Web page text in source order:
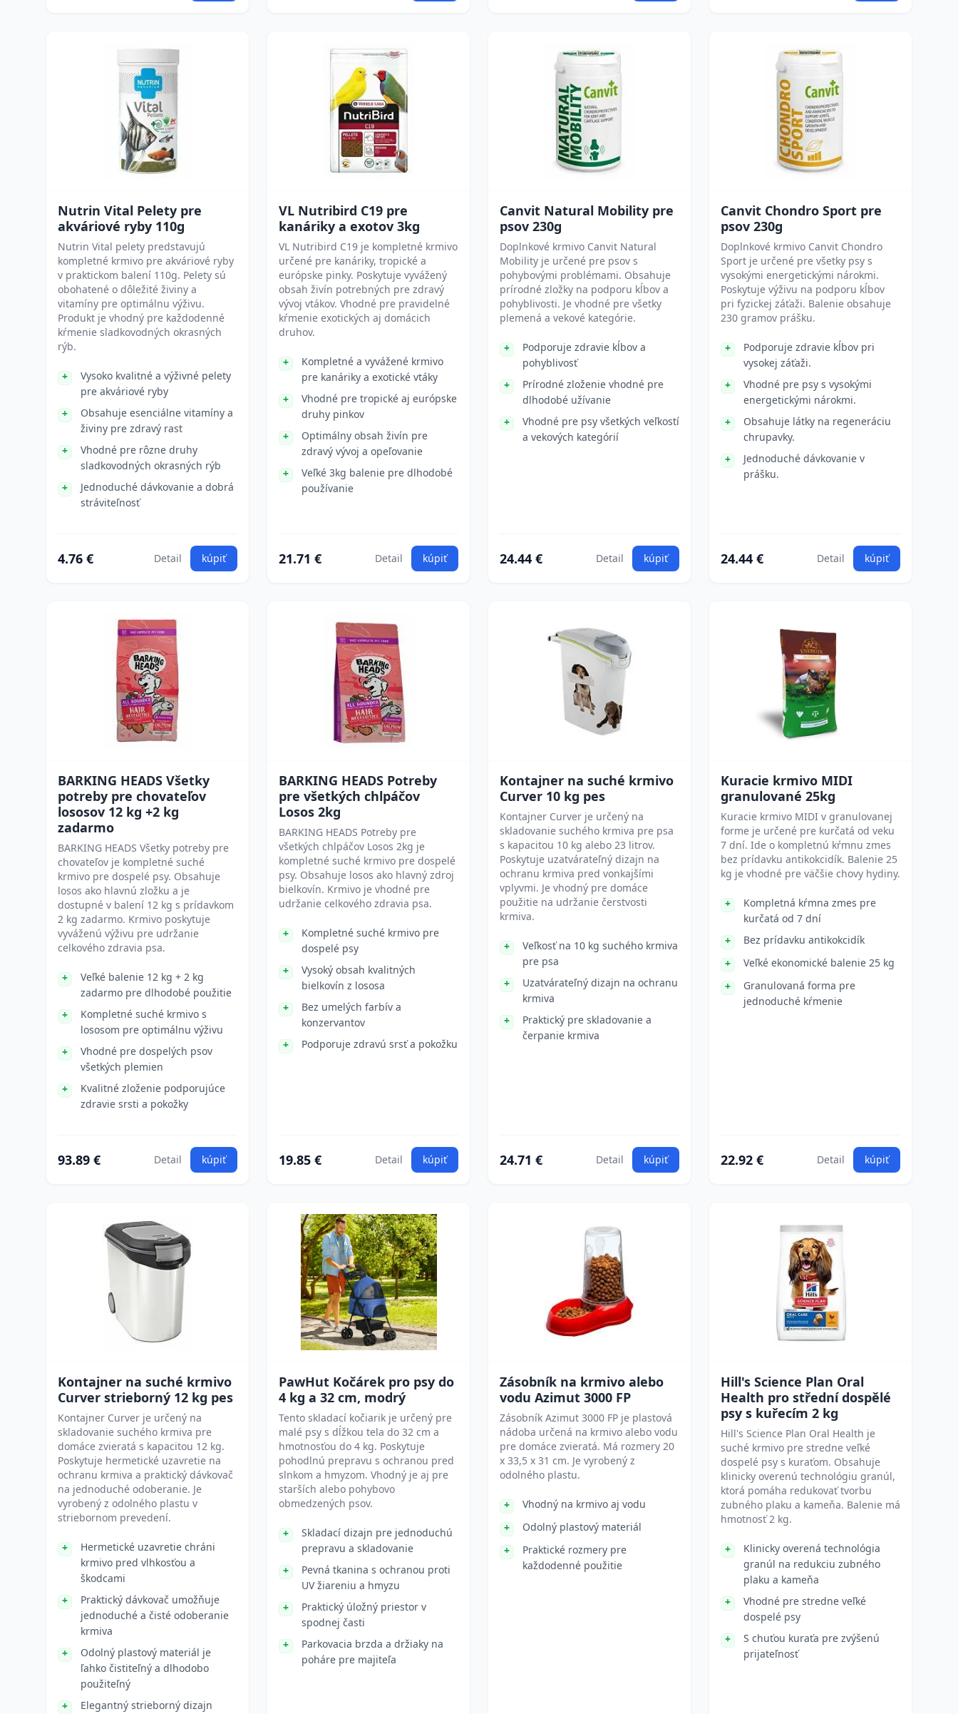
Nutrin Vital Pelety pre
akváriové ryby 110g
Nutrin Vital pelety predstavujú
kompletné krmivo pre akváriové ryby
v praktickom balení 110g. Pelety sú
obohatené o dôležité živiny a
vitamíny pre optimálnu výživu.
Produkt je vhodný pre každodenné
kŕmenie sladkovodných okrasných
rýb.
Vysoko kvalitné a výživné pelety
pre akváriové ryby
Obsahuje esenciálne vitamíny a
živiny pre zdravý rast
Vhodné pre rôzne druhy
sladkovodných okrasných rýb
Jednoduché dávkovanie a dobrá
stráviteľnosť
4.76 € Detail kúpiť
VL Nutribird C19 pre
kanáriky a exotov 3kg
VL Nutribird C19 je kompletné krmivo
určené pre kanáriky, tropické a
európske pinky. Poskytuje vyvážený
obsah živín potrebných pre zdravý
vývoj vtákov. Vhodné pre pravidelné
kŕmenie exotických aj domácich
druhov.
Kompletné a vyvážené krmivo
pre kanáriky a exotické vtáky
Vhodné pre tropické aj európske
druhy pinkov
Optimálny obsah živín pre
zdravý vývoj a opeľovanie
Veľké 3kg balenie pre dlhodobé
používanie
21.71 € Detail kúpiť
Canvit Natural Mobility pre
psov 230g
Doplnkové krmivo Canvit Natural
Mobility je určené pre psov s
pohybovými problémami. Obsahuje
prírodné zložky na podporu kĺbov a
pohyblivosti. Je vhodné pre všetky
plemená a vekové kategórie.
Podporuje zdravie kĺbov a
pohyblivosť
Prírodné zloženie vhodné pre
dlhodobé užívanie
Vhodné pre psy všetkých veľkostí
a vekových kategórií
24.44 € Detail kúpiť
Canvit Chondro Sport pre
psov 230g
Doplnkové krmivo Canvit Chondro
Sport je určené pre všetky psy s
vysokými energetickými nárokmi.
Poskytuje výživu na podporu kĺbov
pri fyzickej záťaži. Balenie obsahuje
230 gramov prášku.
Podporuje zdravie kĺbov pri
vysokej záťaži.
Vhodné pre psy s vysokými
energetickými nárokmi.
Obsahuje látky na regeneráciu
chrupavky.
Jednoduché dávkovanie v
prášku.
24.44 € Detail kúpiť
BARKING HEADS Všetky
potreby pre chovateľov
lososov 12 kg +2 kg
zadarmo
BARKING HEADS Všetky potreby pre
chovateľov je kompletné suché
krmivo pre dospelé psy. Obsahuje
losos ako hlavnú zložku a je
dostupné v balení 12 kg s prídavkom
2 kg zadarmo. Krmivo poskytuje
vyváženú výživu pre udržanie
celkového zdravia psa.
Veľké balenie 12 kg + 2 kg
zadarmo pre dlhodobé použitie
Kompletné suché krmivo s
lososom pre optimálnu výživu
Vhodné pre dospelých psov
všetkých plemien
Kvalitné zloženie podporujúce
zdravie srsti a pokožky
93.89 € Detail kúpiť
BARKING HEADS Potreby
pre všetkých chlpáčov
Losos 2kg
BARKING HEADS Potreby pre
všetkých chlpáčov Losos 2kg je
kompletné suché krmivo pre dospelé
psy. Obsahuje losos ako hlavný zdroj
bielkovín. Krmivo je vhodné pre
udržanie celkového zdravia psa.
Kompletné suché krmivo pre
dospelé psy
Vysoký obsah kvalitných
bielkovín z lososa
Bez umelých farbív a
konzervantov
Podporuje zdravú srsť a pokožku
19.85 € Detail kúpiť
Kontajner na suché krmivo
Curver 10 kg pes
Kontajner Curver je určený na
skladovanie suchého krmiva pre psa
s kapacitou 10 kg alebo 23 litrov.
Poskytuje uzatvárateľný dizajn na
ochranu krmiva pred vonkajšími
vplyvmi. Je vhodný pre domáce
použitie na udržanie čerstvosti
krmiva.
Veľkosť na 10 kg suchého krmiva
pre psa
Uzatvárateľný dizajn na ochranu
krmiva
Praktický pre skladovanie a
čerpanie krmiva
24.71 € Detail kúpiť
Kuracie krmivo MIDI
granulované 25kg
Kuracie krmivo MIDI v granulovanej
forme je určené pre kurčatá od veku
7 dní. Ide o kompletnú kŕmnu zmes
bez prídavku antikokcidík. Balenie 25
kg je vhodné pre väčšie chovy hydiny.
Kompletná kŕmna zmes pre
kurčatá od 7 dní
Bez prídavku antikokcidík
Veľké ekonomické balenie 25 kg
Granulovaná forma pre
jednoduché kŕmenie
22.92 € Detail kúpiť
Kontajner na suché krmivo
Curver strieborný 12 kg pes
Kontajner Curver je určený na
skladovanie suchého krmiva pre
domáce zvieratá s kapacitou 12 kg.
Poskytuje hermetické uzavretie na
ochranu krmiva a praktický dávkovač
na jednoduché odoberanie. Je
vyrobený z odolného plastu v
striebornom prevedení.
Hermetické uzavretie chráni
krmivo pred vlhkosťou a
škodcami
Praktický dávkovač umožňuje
jednoduché a čisté odoberanie
krmiva
Odolný plastový materiál je
ľahko čistiteľný a dlhodobo
použiteľný
Elegantný strieborný dizajn
PawHut Kočárek pro psy do
4 kg a 32 cm, modrý
Tento skladací kočiarik je určený pre
malé psy s dĺžkou tela do 32 cm a
hmotnosťou do 4 kg. Poskytuje
pohodlnú prepravu s ochranou pred
slnkom a hmyzom. Vhodný je aj pre
starších alebo pohybovo
obmedzených psov.
Skladací dizajn pre jednoduchú
prepravu a skladovanie
Pevná tkanina s ochranou proti
UV žiareniu a hmyzu
Praktický úložný priestor v
spodnej časti
Parkovacia brzda a držiaky na
poháre pre majiteľa
Zásobník na krmivo alebo
vodu Azimut 3000 FP
Zásobník Azimut 3000 FP je plastová
nádoba určená na krmivo alebo vodu
pre domáce zvieratá. Má rozmery 20
x 33,5 x 31 cm. Je vyrobený z
odolného plastu.
Vhodný na krmivo aj vodu
Odolný plastový materiál
Praktické rozmery pre
každodenné použitie
Hill's Science Plan Oral
Health pro střední dospělé
psy s kuřecím 2 kg
Hill's Science Plan Oral Health je
suché krmivo pre stredne veľké
dospelé psy s kuraťom. Obsahuje
klinicky overenú technológiu granúl,
ktorá pomáha redukovať tvorbu
zubného plaku a kameňa. Balenie má
hmotnosť 2 kg.
Klinicky overená technológia
granúl na redukciu zubného
plaku a kameňa
Vhodné pre stredne veľké
dospelé psy
S chuťou kuraťa pre zvýšenú
prijateľnosť